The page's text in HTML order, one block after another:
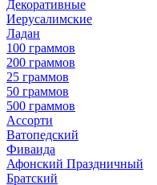
Декоративные
Иерусалимские
Ладан
100 граммов
200 граммов
25 граммов
50 граммов
500 граммов
Ассорти
Ватопедский
Фиваида
Афонский Праздничный
Братский